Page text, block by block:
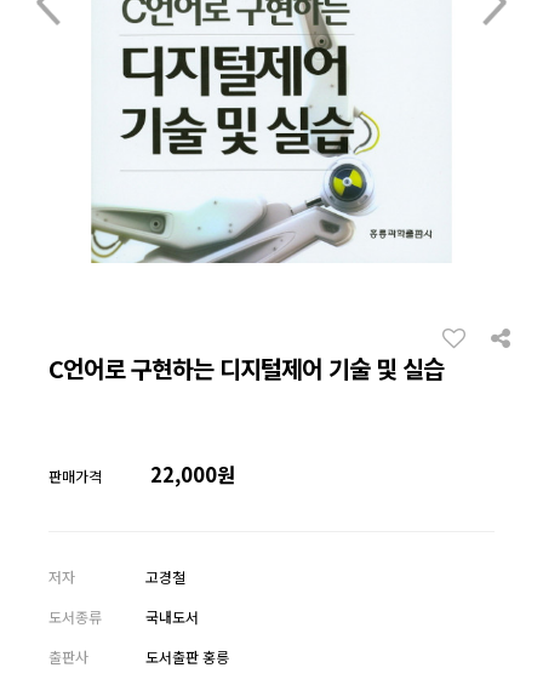
C언어로 구현하는 디지털제어 기술 및 실습
판매가격 22,000원
저자
고경철
도서종류
국내도서
출판사
도서출판 홍릉